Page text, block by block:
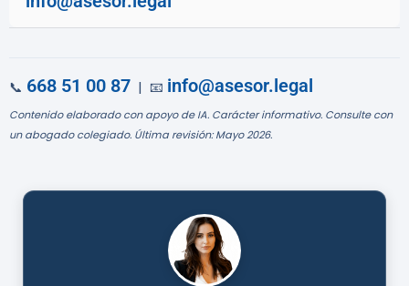
📞 668 51 00 87 | 📧 info@asesor.legal
Contenido elaborado con apoyo de IA. Carácter informativo. Consulte con
un abogado colegiado. Última revisión: Mayo 2026.